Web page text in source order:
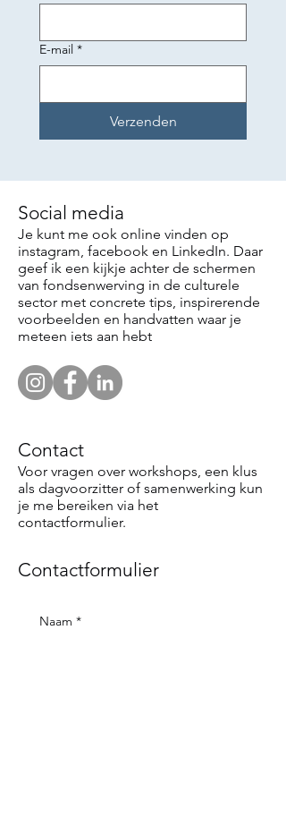
E-mail *
Verzenden
Social media
Je kunt me ook online vinden op
instagram, facebook en LinkedIn. Daar
geef ik een kijkje achter de schermen
van fondsenwerving in de culturele
sector met concrete tips, inspirerende
voorbeelden en handvatten waar je
meteen iets aan hebt
Contact
Voor vragen over workshops, een klus
als dagvoorzitter of samenwerking kun
je me bereiken via het
contactformulier.
Contactformulier
Naam *